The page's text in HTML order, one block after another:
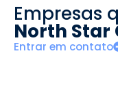
Empresas
North Star
Entrar em contato